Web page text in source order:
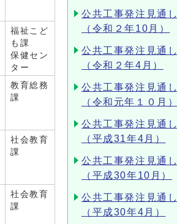
福祉こど
も課
保健セン
ター
教育総務
課
社会教育
課
社会教育
課
公共工事発注見通し
（令和２年10月）
公共工事発注見通し
（令和２年4月）
公共工事発注見通し
（令和元年１０月）
公共工事発注見通し
（平成31年4月）
公共工事発注見通し
（平成30年10月）
公共工事発注見通し
（平成30年4月）